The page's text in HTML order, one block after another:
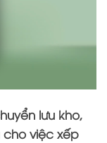
lưu kho,
việc xếp